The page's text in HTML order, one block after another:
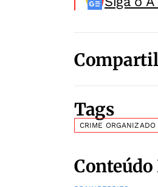
Tags
CRIME ORGANIZADO